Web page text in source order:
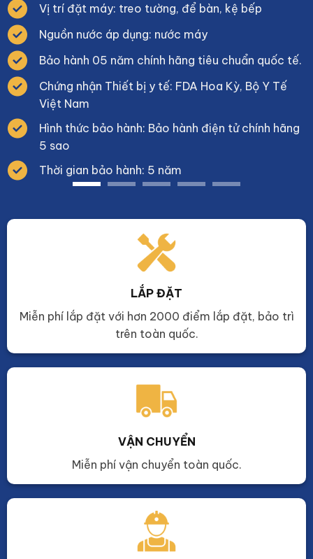
Vị trí đặt máy: treo tường, để bàn, kệ bếp
Nguồn nước áp dụng: nước máy
Bảo hành 05 năm chính hãng tiêu chuẩn quốc tế.
Chứng nhận Thiết bị y tế: FDA Hoa Kỳ, Bộ Y Tế
Việt Nam
Hình thức bảo hành: Bảo hành điện tử chính hãng
5 sao
Thời gian bảo hành: 5 năm
LẮP ĐẶT
Miễn phí lắp đặt với hơn 2000 điểm lắp đặt, bảo trì
trên toàn quốc.
VẬN CHUYỂN
Miễn phí vận chuyển toàn quốc.